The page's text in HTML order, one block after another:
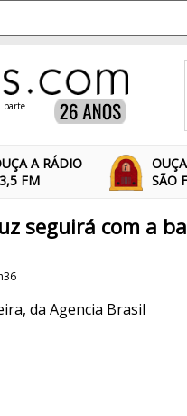
parte
A RÁDIO
FM
SÃO
seguirá com a
da Agencia Brasil